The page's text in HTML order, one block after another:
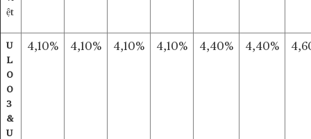
ệt
U
L
0
0
3
&
U
4,10% 4,10% 4,10% 4,10% 4,40% 4,40%